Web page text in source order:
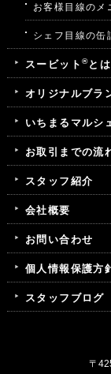
お客様目線のメ
シェフ目線の缶
スービット ®とは
オリジナルブラ
いちまるマルシ
お取引までの流
スタッフ紹介
会社概要
お問い合わせ
個人情報保護方
スタッフブログ
〒